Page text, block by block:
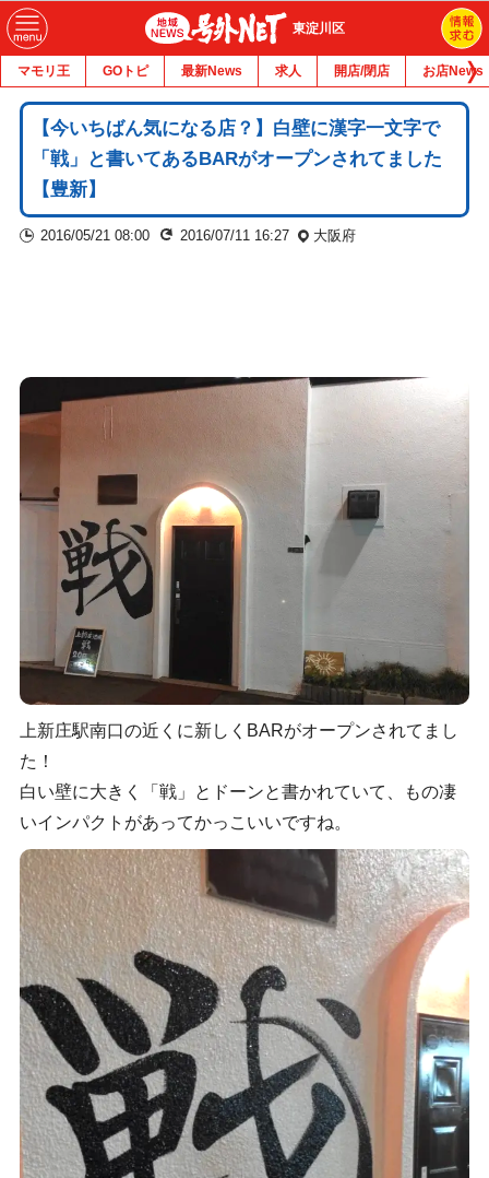
東淀川区
マモリ王 GOトピ 最新News 求人 開店/閉店 お店News
【今いちばん気になる店？】白壁に漢字一文字で
「戦」と書いてあるBARがオープンされてました
【豊新】
2016/05/21 08:00 2016/07/11 16:27 大阪府
上新庄駅南口の近くに新しくBARがオープンされてまし
た！
白い壁に大きく「戦」とドーンと書かれていて、もの凄
いインパクトがあってかっこいいですね。